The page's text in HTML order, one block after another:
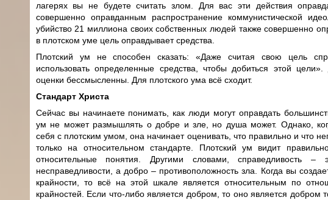
лагерях вы не будете считать злом. Для вас эти действия
совершенно оправданным распространение коммунистической
убийство 21 миллиона своих собственных людей также совершенно
в плотском уме цель оправдывает средства.
Плотский ум не способен сказать: «Даже считая свою цель
использовать определенные средства, чтобы добиться этой
оценки бессмысленны. Для плотского ума всё сходит.
Стандарт Христа
Сейчас вы начинаете понимать, как люди могут оправдать
ум не может размышлять о добре и зле, но душа может. Однако,
себя с плотским умом, она начинает оценивать, что правильно и что
только на относительном стандарте. Плотский ум видит
относительные понятия. Другими словами, справедливость –
несправедливости, а добро – противоположность зла. Когда вы
крайности, то всё на этой шкале является относительным по
крайностей. Если что-либо является добром, то оно является добром